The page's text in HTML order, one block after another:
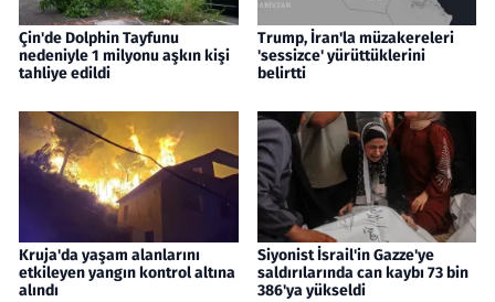
Çin'de Dolphin Tayfunu
nedeniyle 1 milyonu aşkın kişi
tahliye edildi
Trump, İran'la müzakereleri
'sessizce' yürüttüklerini
belirtti
Kruja'da yaşam alanlarını
etkileyen yangın kontrol altına
alındı
Siyonist İsrail'in Gazze'ye
saldırılarında can kaybı 73 bin
386'ya yükseldi